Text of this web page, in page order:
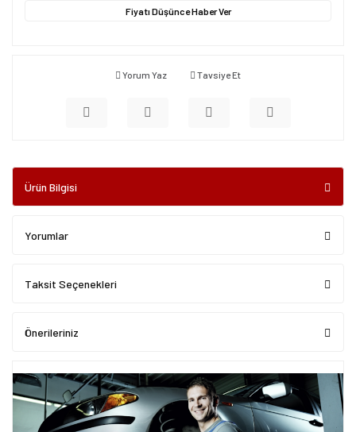
Fiyatı Düşünce Haber Ver
Yorum Yaz Tavsiye Et
Ürün Bilgisi
Yorumlar
Taksit Seçenekleri
Önerileriniz